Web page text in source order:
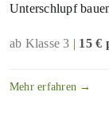
Unterschlupf
ab Klasse 3 | 15 €
Mehr erfahren →